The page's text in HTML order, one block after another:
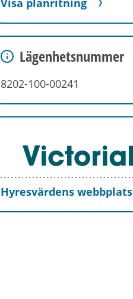
Visa planritning
Lägenhetsnummer
8202-100-00241
Hyresvärdens webbplats